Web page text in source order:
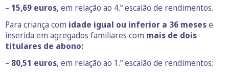
– 15,69 euros, em relação ao 4.º escalão de rendimentos.
Para criança com idade igual ou inferior a 36 mesese
inserida em agregados familiares com mais de dois
titulares de abono:
– 80,51 euros, em relação ao 1.º escalão de rendimentos;